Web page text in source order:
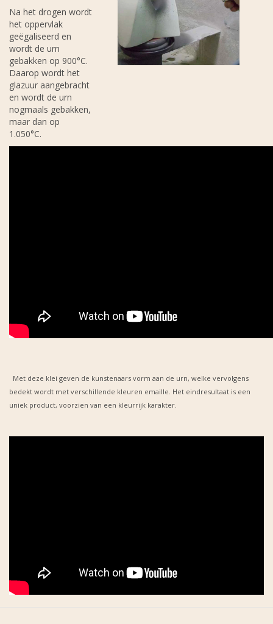
Na het drogen wordt
het oppervlak
geëgaliseerd en
wordt de urn
gebakken op 900°C.
Daarop wordt het
glazuur aangebracht
en wordt de urn
nogmaals gebakken,
maar dan op
1.050°C.
Met deze klei geven de kunstenaars vorm aan de urn, welke vervolgens
bedekt wordt met verschillende kleuren emaille. Het eindresultaat is een
uniek product, voorzien van een kleurrijk karakter.